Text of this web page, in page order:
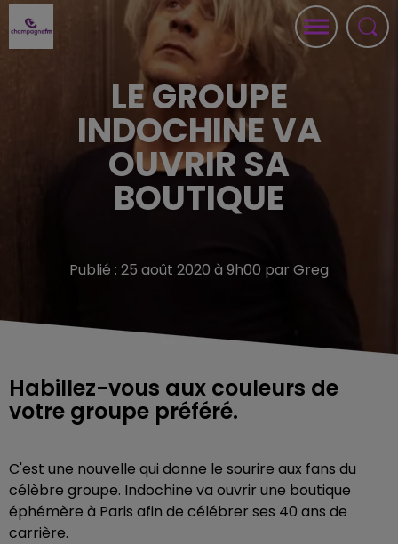
LE GROUPE
INDOCHINE VA
OUVRIR SA
BOUTIQUE
Publié : 25 août 2020 à 9h00 par Greg
Habillez-vous aux couleurs de
votre groupe préféré.
C'est une nouvelle qui donne le sourire aux fans du
célèbre groupe. Indochine va ouvrir une boutique
éphémère à Paris afin de célébrer ses 40 ans de
carrière.